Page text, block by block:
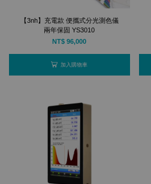
【3nh】充電款 便攜式分光測色儀
兩年保固 YS3010
NT$ 96,000
加入購物車